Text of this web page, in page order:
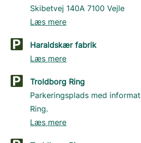
Skibetvej 140A 7100 Vejle
Læs mere
Haraldskær fabrik
Læs mere
Troldborg Ring
Parkeringsplads med
Ring.
Læs mere